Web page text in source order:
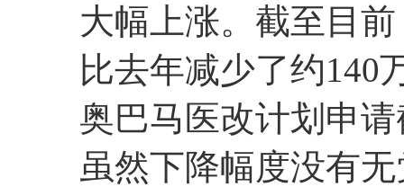
大幅上涨。截至目
比去年减少了约140
奥巴马医改计划申
虽然下降幅度没有